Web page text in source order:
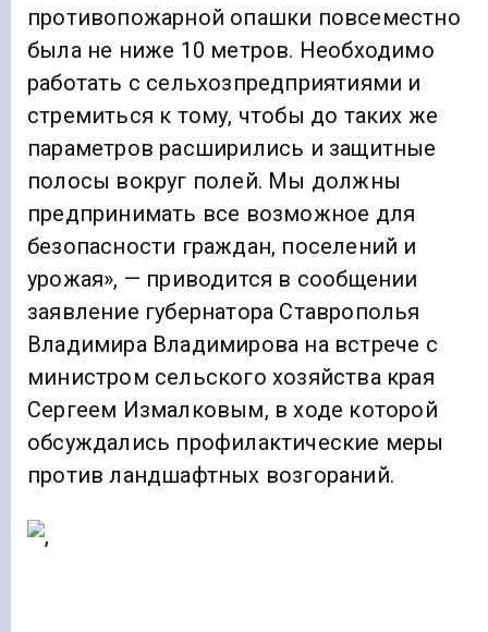
противопожарной опашки повсеместно
была не ниже 10 метров. Необходимо
работать с сельхозпредприятиями и
стремиться к тому, чтобы до таких же
параметров расширились и защитные
полосы вокруг полей. Мы должны
предпринимать все возможное для
безопасности граждан, поселений и
урожая», — приводится в сообщении
заявление губернатора Ставрополья
Владимира Владимирова на встрече с
министром сельского хозяйства края
Сергеем Измалковым, в ходе которой
обсуждались профилактические меры
против ландшафтных возгораний.